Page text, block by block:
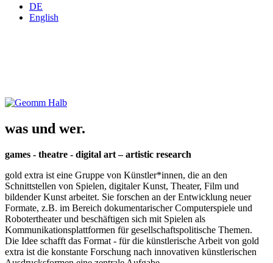
DE
English
was und wer.
games - theatre - digital art – artistic research
gold extra ist eine Gruppe von Künstler*innen, die an den
Schnittstellen von Spielen, digitaler Kunst, Theater, Film und
bildender Kunst arbeitet. Sie forschen an der Entwicklung neuer
Formate, z.B. im Bereich dokumentarischer Computerspiele und
Robotertheater und beschäftigen sich mit Spielen als
Kommunikationsplattformen für gesellschaftspolitische Themen.
Die Idee schafft das Format - für die künstlerische Arbeit von gold
extra ist die konstante Forschung nach innovativen künstlerischen